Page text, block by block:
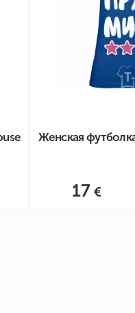
Женская
17